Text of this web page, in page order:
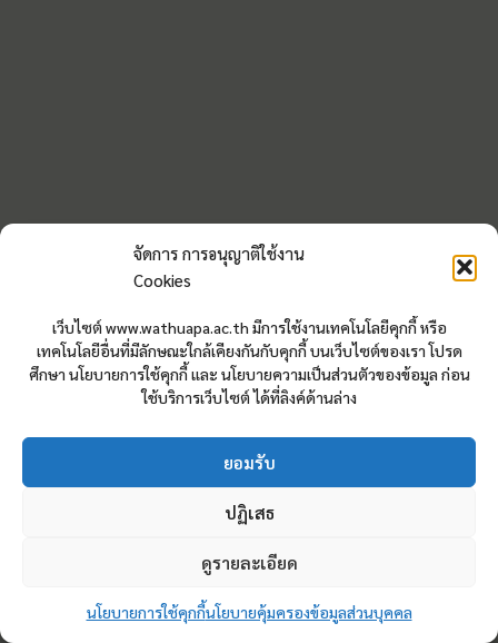
จัดการ การอนุญาติใช้งาน
Cookies
เว็บไซต์ www.wathuapa.ac.th มีการใช้งานเทคโนโลยีคุกกี้ หรือ
เทคโนโลยีอื่นที่มีลักษณะใกล้เคียงกันกับคุกกี้ บนเว็บไซต์ของเรา โปรด
ศึกษา นโยบายการใช้คุกกี้ และ นโยบายความเป็นส่วนตัวของข้อมูล ก่อน
ใช้บริการเว็บไซต์ ได้ที่ลิงค์ด้านล่าง
ยอมรับ
ปฏิเสธ
ดูรายละเอียด
นโยบายการใช้คุกกี้นโยบายคุ้มครองข้อมูลส่วนบุคคล